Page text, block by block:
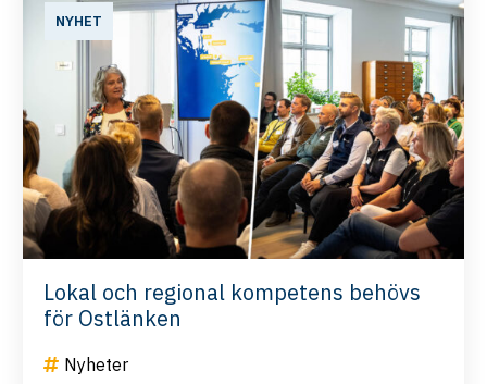
NYHET
Lokal och regional kompetens behövs
för Ostlänken
Nyheter